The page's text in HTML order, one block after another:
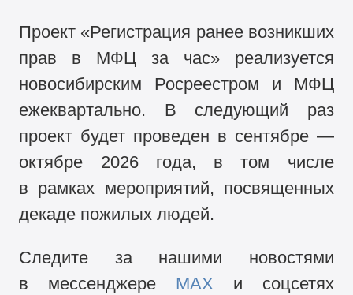
Проект «Регистрация ранее возникших
прав в МФЦ за час» реализуется
новосибирским Росреестром и МФЦ
ежеквартально. В следующий раз
проект будет проведен в сентябре —
октябре 2026 года, в том числе
в рамках мероприятий, посвященных
декаде пожилых людей.
Следите за нашими новостями
в мессенджере MAX и соцсетях